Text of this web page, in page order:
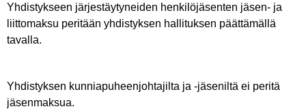
Yhdistykseen järjestäytyneiden henkilöjäsenten jäsen- ja
liittomaksu peritään yhdistyksen hallituksen päättämällä
tavalla.
Yhdistyksen kunniapuheenjohtajilta ja -jäseniltä ei peritä
jäsenmaksua.